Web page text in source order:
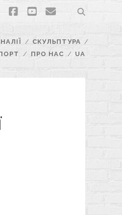
facebook
youtubeemail
СКУЛЬПТУРА
ПРО НАС UA